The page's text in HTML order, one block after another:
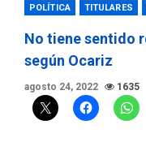
POLÍTICA TITULARES
No tiene sentido
según Ocariz
agosto 24, 2022 1635